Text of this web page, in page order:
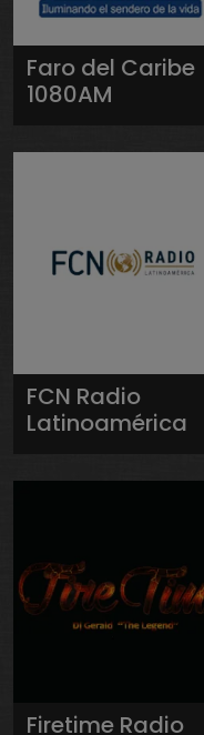
Faro del Caribe
1080AM
FCN Radio
Latinoamérica
Firetime Radio